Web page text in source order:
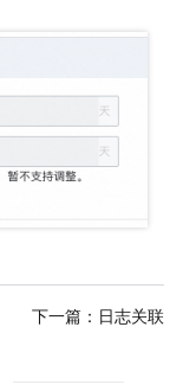
下一篇： 日志关联